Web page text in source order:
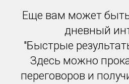
Еще вам может
дневный
"Быстрые
Здесь можно
переговоров и